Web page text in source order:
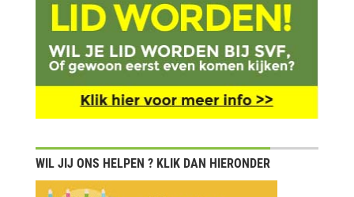
WIL JIJ ONS HELPEN ? KLIK DAN HIERONDER